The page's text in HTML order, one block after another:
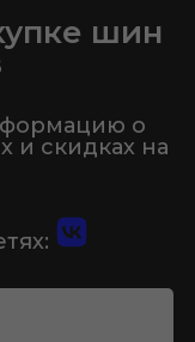
шин
о
и скидках на